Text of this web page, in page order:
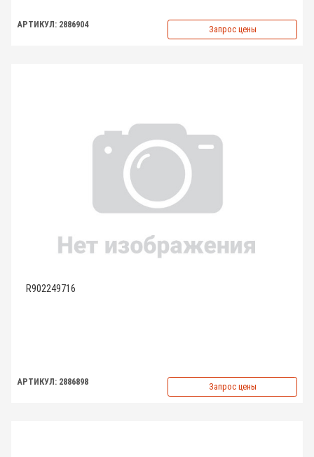
АРТИКУЛ: 2886904 Запрос цены
R902249716
АРТИКУЛ: 2886898 Запрос цены